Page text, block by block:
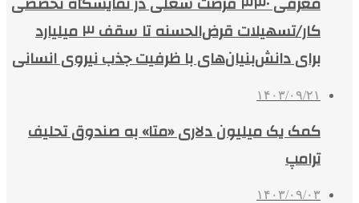
کار/تسهیلات قرض‌الحسنه تا سقف ۳ میلیارد
برای دانش‌بنیان‌های با ظرفیت جذب نیروی انسانی
۱۴۰۳/۰۹/۲۱
کمک یک میلیون دلاری «متا» به صندوق تحلیف
ترامپ
۱۴۰۳/۰۹/۰۳